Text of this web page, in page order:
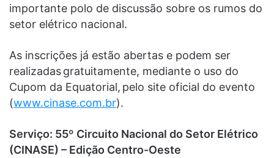
importante polo de discussão sobre os rumos do
setor elétrico nacional.
As inscrições já estão abertas e podem ser
realizadas gratuitamente, mediante o uso do
Cupom da Equatorial, pelo site oficial do evento
(www.cinase.com.br).
Serviço: 55º Circuito Nacional do Setor Elétrico
(CINASE) – Edição Centro-Oeste